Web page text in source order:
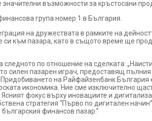
възможности за кръстосани
група номер 1 в България.
на дружествата в рамките на
към пазара, като в същото време ще
следното по отношение на сделката:
силен пазарен играч, предоставящ
Придобиването на Райфайзенбанк
икономика. Ние сме изключително
фокус върху иновациите и
стратегия “Първо по дигитален
финансов пазар.”